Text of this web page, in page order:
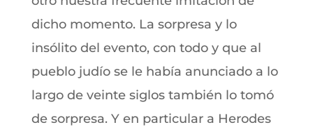
dicho momento. La sorpresa y lo
insólito del evento, con todo y que al
pueblo judío se le había anunciado a lo
largo de veinte siglos también lo tomó
de sorpresa. Y en particular a Herodes